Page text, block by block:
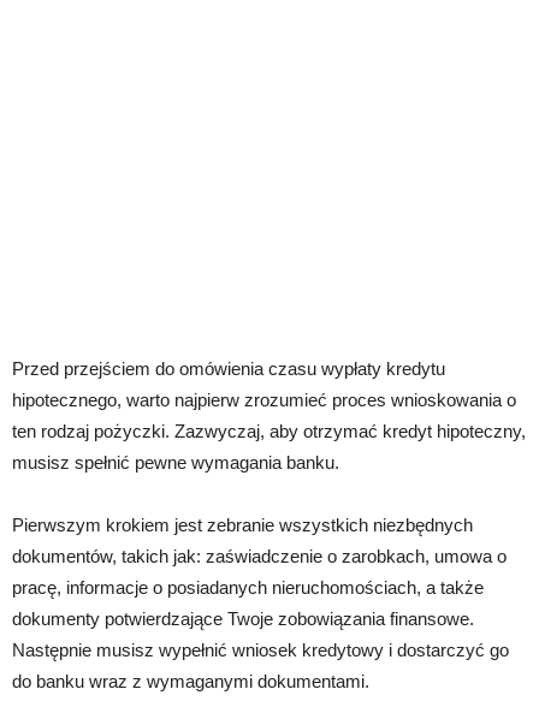
Przed przejściem do omówienia czasu wypłaty kredytu
hipotecznego, warto najpierw zrozumieć proces wnioskowania o
ten rodzaj pożyczki. Zazwyczaj, aby otrzymać kredyt hipoteczny,
musisz spełnić pewne wymagania banku.
Pierwszym krokiem jest zebranie wszystkich niezbędnych
dokumentów, takich jak: zaświadczenie o zarobkach, umowa o
pracę, informacje o posiadanych nieruchomościach, a także
dokumenty potwierdzające Twoje zobowiązania finansowe.
Następnie musisz wypełnić wniosek kredytowy i dostarczyć go
do banku wraz z wymaganymi dokumentami.